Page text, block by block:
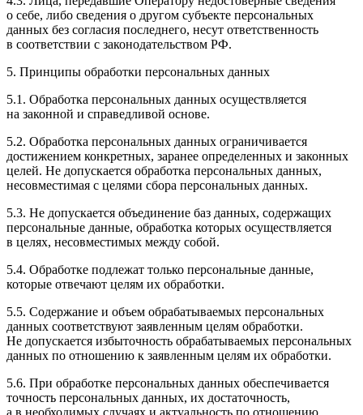
о себе, либо сведения о другом субъекте персональных
данных без согласия последнего, несут ответственность
в соответствии с законодательством РФ.
5. Принципы обработки персональных данных
5.1. Обработка персональных данных осуществляется
на законной и справедливой основе.
5.2. Обработка персональных данных ограничивается
достижением конкретных, заранее определенных и законных
целей. Не допускается обработка персональных данных,
несовместимая с целями сбора персональных данных.
5.3. Не допускается объединение баз данных, содержащих
персональные данные, обработка которых осуществляется
в целях, несовместимых между собой.
5.4. Обработке подлежат только персональные данные,
которые отвечают целям их обработки.
5.5. Содержание и объем обрабатываемых персональных
данных соответствуют заявленным целям обработки.
Не допускается избыточность обрабатываемых персональных
данных по отношению к заявленным целям их обработки.
5.6. При обработке персональных данных обеспечивается
точность персональных данных, их достаточность,
а в необходимых случаях и актуальность по отношению